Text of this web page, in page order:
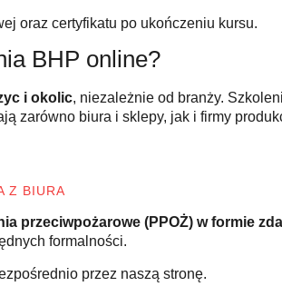
oraz certyfikatu po ukończeniu kursu.
BHP online?
i okolic, niezależnie od branży.
zarówno biura i sklepy, jak i firmy
Z BIURA
przeciwpożarowe (PPOŻ) w formie
formalności.
przez naszą stronę.